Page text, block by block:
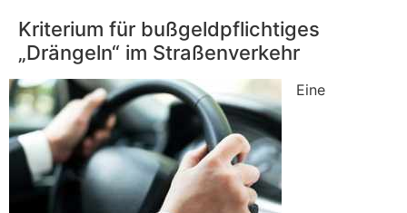
Kriterium für bußgeldpflichtiges
„Drängeln“ im Straßenverkehr
Eine